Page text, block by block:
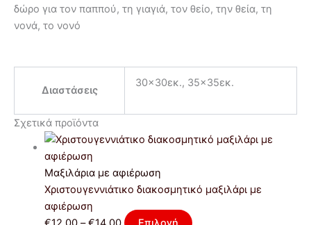
δώρο για τον παππού, τη γιαγιά, τον θείο, την θεία, τη
νονά, το νονό
Διαστάσεις
30×30εκ., 35×35εκ.
Σχετικά προϊόντα
Μαξιλάρια με αφιέρωση
Χριστουγεννιάτικο διακοσμητικό μαξιλάρι με
αφιέρωση